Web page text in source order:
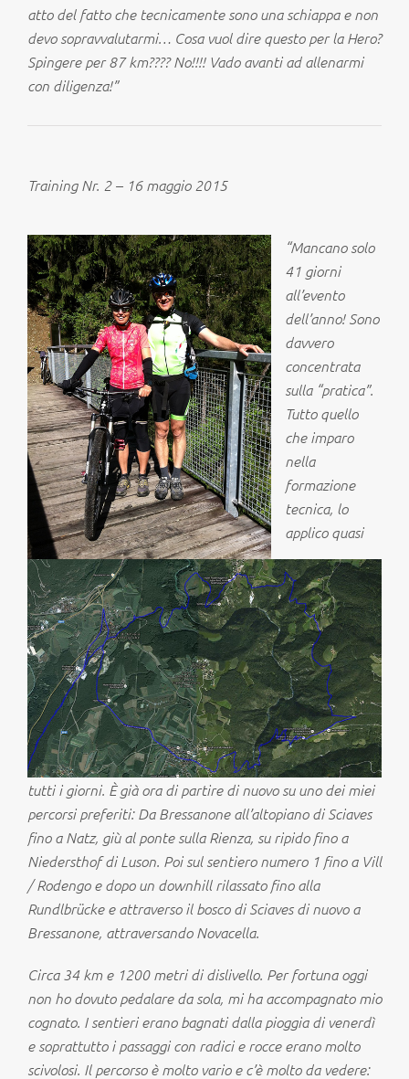
atto del fatto che tecnicamente sono una schiappa e non
devo sopravvalutarmi… Cosa vuol dire questo per la Hero?
Spingere per 87 km???? No!!!! Vado avanti ad allenarmi
con diligenza!”
Training Nr. 2 – 16 maggio 2015
“Mancano solo
41 giorni
all’evento
dell’anno! Sono
davvero
concentrata
sulla “pratica”.
Tutto quello
che imparo
nella
formazione
tecnica, lo
applico quasi
tutti i giorni. È già ora di partire di nuovo su uno dei miei
percorsi preferiti: Da Bressanone all’altopiano di Sciaves
fino a Natz, giù al ponte sulla Rienza, su ripido fino a
Niedersthof di Luson. Poi sul sentiero numero 1 fino a Vill
/ Rodengo e dopo un downhill rilassato fino alla
Rundlbrücke e attraverso il bosco di Sciaves di nuovo a
Bressanone, attraversando Novacella.
Circa 34 km e 1200 metri di dislivello. Per fortuna oggi
non ho dovuto pedalare da sola, mi ha accompagnato mio
cognato. I sentieri erano bagnati dalla pioggia di venerdì
e soprattutto i passaggi con radici e rocce erano molto
scivolosi. Il percorso è molto vario e c’è molto da vedere: